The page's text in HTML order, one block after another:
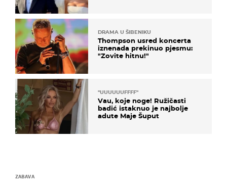
DRAMA U ŠIBENIKU
Thompson usred koncerta
iznenada prekinuo pjesmu:
"Zovite hitnu!"
"UUUUUUFFFF"
Vau, koje noge! Ružičasti
badić istaknuo je najbolje
adute Maje Šuput
ZABAVA